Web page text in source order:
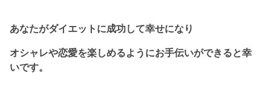
あなたがダイエットに成功して幸せになり
オシャレや恋愛を楽しめるようにお手伝いができると幸
いです。